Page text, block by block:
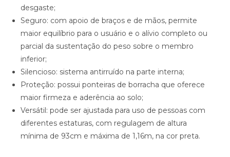
desgaste;
Seguro: com apoio de braços e de mãos, permite
maior equilíbrio para o usuário e o alívio completo ou
parcial da sustentação do peso sobre o membro
inferior;
Silencioso: sistema antirruído na parte interna;
Proteção: possui ponteiras de borracha que oferece
maior firmeza e aderência ao solo;
Versátil: pode ser ajustada para uso de pessoas com
diferentes estaturas, com regulagem de altura
mínima de 93cm e máxima de 1,16m, na cor preta.